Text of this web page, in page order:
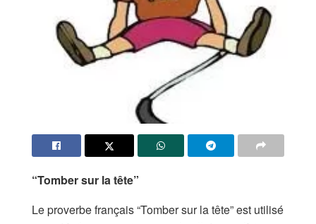
“Tomber sur la tête”
Le proverbe français “Tomber sur la tête” est utilisé